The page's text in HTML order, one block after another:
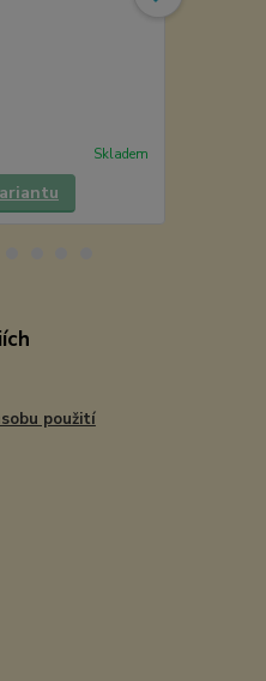
Skladem
použití